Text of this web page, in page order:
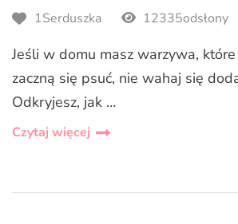
1Serduszka 12335odsłony
Jeśli w domu masz warzywa,
zaczną się psuć, nie wahaj się
Odkryjesz, jak …
Czytaj więcej